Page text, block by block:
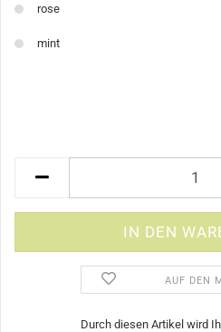
rose
mint
AUF DEN
Durch diesen Artikel wird